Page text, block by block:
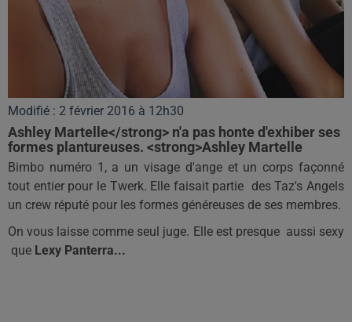
Modifié : 2 février 2016 à 12h30
Ashley Martelle</strong> n'a pas honte d'exhiber ses
formes plantureuses. <strong>Ashley Martelle
Bimbo numéro 1, a un visage d'ange et un corps façonné
tout entier pour le Twerk. Elle faisait partie des Taz's Angels
un crew réputé pour les formes généreuses de ses membres.
On vous laisse comme seul juge. Elle est presque aussi sexy
que Lexy Panterra...